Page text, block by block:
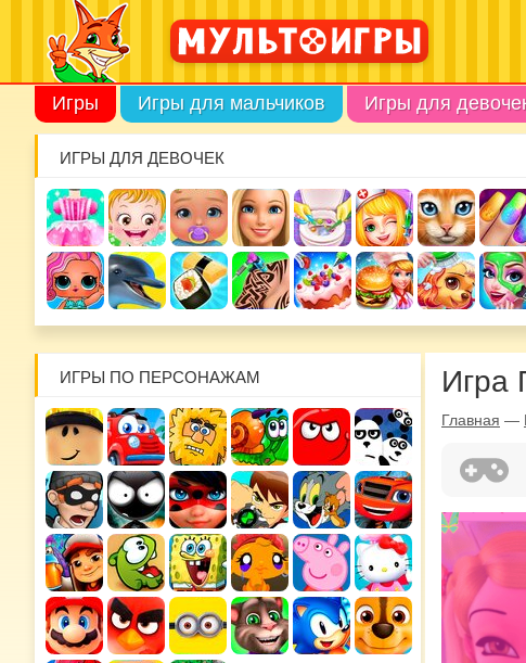
Игры Игры для мальчиков Игры для
ИГРЫ ДЛЯ ДЕВОЧЕК
ИГРЫ ПО ПЕРСОНАЖАМ Игра
Главная —